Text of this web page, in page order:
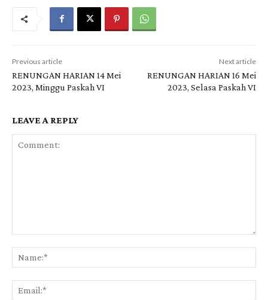
Previous article
RENUNGAN HARIAN 14 Mei
2023, Minggu Paskah VI
Next article
RENUNGAN HARIAN 16 Mei
2023, Selasa Paskah VI
LEAVE A REPLY